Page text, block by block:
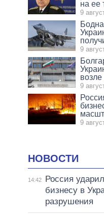
на ее
9
9
9
9
НОВОСТИ
14:42
Россия
бизнесу в
разрушения